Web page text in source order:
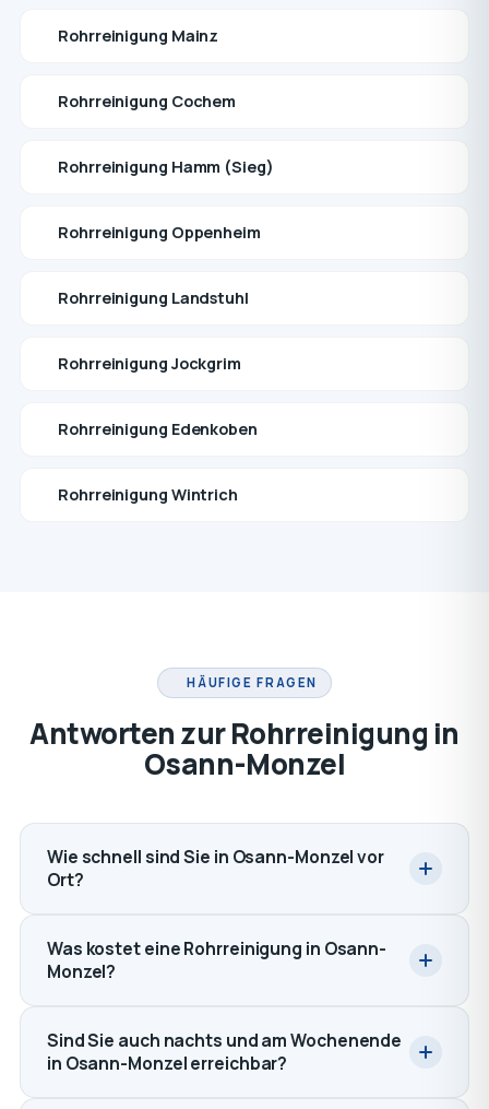
Rohrreinigung Mainz
Rohrreinigung Cochem
Rohrreinigung Hamm (Sieg)
Rohrreinigung Oppenheim
Rohrreinigung Landstuhl
Rohrreinigung Jockgrim
Rohrreinigung Edenkoben
Rohrreinigung Wintrich
HÄUFIGE FRAGEN
Antworten zur Rohrreinigung in
Osann-Monzel
Wie schnell sind Sie in Osann-Monzel vor
Ort?
Was kostet eine Rohrreinigung in Osann-
Monzel?
Sind Sie auch nachts und am Wochenende
in Osann-Monzel erreichbar?